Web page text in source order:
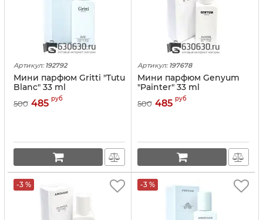
Артикул: 192792
Мини парфюм Gritti "Tutu
Blanc" 33 ml
500 485 руб
Артикул: 197678
Мини парфюм Genyum
"Painter" 33 ml
500 485 руб
-3 % -3 %